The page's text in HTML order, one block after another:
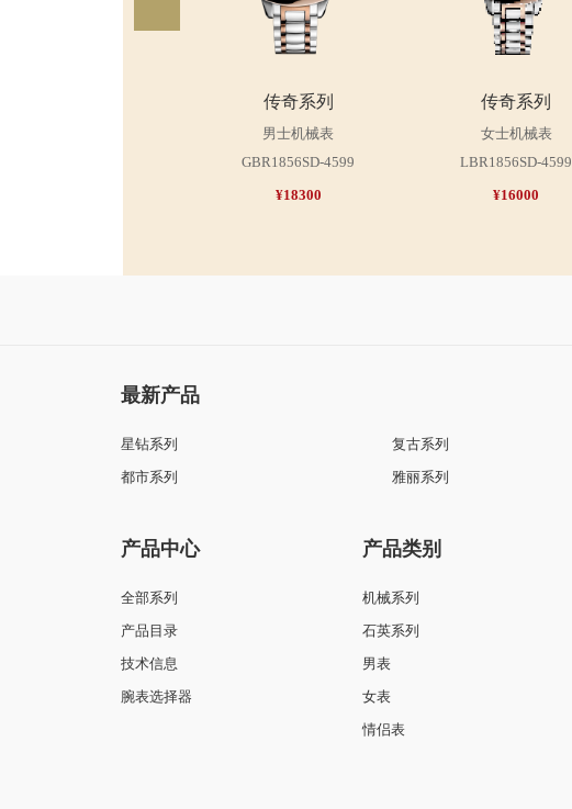
传奇系列
男士机械表
GBR1856SD-4599
¥18300
传奇系列
女士机械表
LBR1856SD-4599
¥16000
最新产品
星钻系列 复古系列
都市系列
雅丽系列
产品中心
全部系列
产品目录
技术信息
腕表选择器
产品类别
机械系列
石英系列
男表
女表
情侣表